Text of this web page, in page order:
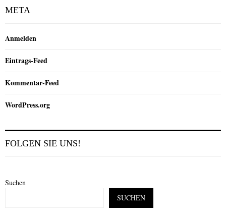
META
Anmelden
Eintrags-Feed
Kommentar-Feed
WordPress.org
FOLGEN SIE UNS!
Suchen
SUCHEN